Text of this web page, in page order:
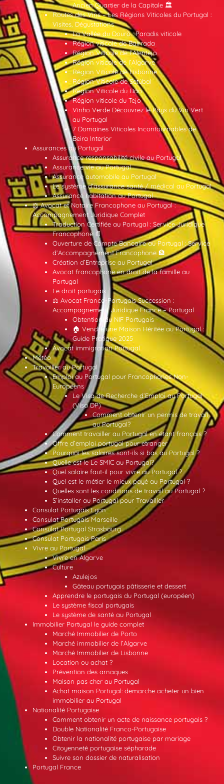
Ancien Quartier de la Capitale 🏛️
Routes des Vins – Les Régions Viticoles du Portugal :
Visites, Dégustations
La Vallée du Douro : Paradis viticole
Région viticole de Bairrada
Région Viticole de l’Alentejo
Région viticole de l’Algarve
Région Viticole de Lisbonne
Région Viticole de Setúbal
Région Viticole du Dão
Région viticole du Tejo
Vinho Verde Découvrez le Pays du Vin Vert
au Portugal
7 Domaines Viticoles Incontournables de
Beira Interior
Assurances au Portugal
Assurance responsabilité civile au Portugal
Assurance vie au Portugal
Assurance automobile au Portugal
Le système d’assurance santé / médical au Portugal
Assurance habitation au Portugal
⚖️ Avocat et Notaire Francophone au Portugal :
Accompagnement Juridique Complet
Traduction Certifiée au Portugal : Service Juridique
Francophone 📄
Ouverture de Compte Bancaire au Portugal : Service
d’Accompagnement Francophone 🏦
Création d’Entreprise au Portugal
Avocat francophone en droit de la famille au
Portugal
Le droit portugais
⚖️ Avocat Franco-Portugais Succession :
Accompagnement Juridique France – Portugal
Obtention du NIF Portugais
🏠 Vendre une Maison Héritée au Portugal :
Guide Pratique 2025
Avocat immigration Portugal
Météo
Travailler au Portugal
Emploi au Portugal pour Francophones Non-
Européens
Le Visa de Recherche d’Emploi au Portugal
(Visa DP)
Comment obtenir un permis de travail
au Portugal?
Comment travailler au Portugal en étant français ?
Offre d’emploi portugal pour etranger
Pourquoi les salaires sont-ils si bas au Portugal ?
Quelle est le Le SMIC au Portugal?
Quel salaire faut-il pour vivre au Portugal ?
Quel est le métier le mieux payé au Portugal ?
Quelles sont les conditions de travail au Portugal ?
S’installer au Portugal pour Travailler
Consulat Portugais Lyon
Consulat Portugais Marseille
Consulat Portugal Strasbourg
Consulat Portugais Paris
Vivre au Portugal
Vivre en Algarve
Culture
Azulejos
Gâteau portugais pâtisserie et dessert
Apprendre le portugais du Portugal (européen)
Le système fiscal portugais
Le système de santé au Portugal
Immobilier Portugal le guide complet
Marché Immobilier de Porto
Marché immobilier de l’Algarve
Marché Immobilier de Lisbonne
Location ou achat ?
Prévention des arnaques
Maison pas cher au Portugal
Achat maison Portugal: demarche acheter un bien
immobilier au Portugal
Nationalité Portugaise
Comment obtenir un acte de naissance portugais ?
Double Nationalité Franco-Portugaise
Obtenir la nationalité portugaise par mariage
Citoyenneté portugaise sépharade
Suivre son dossier de naturalisation
Portugal France